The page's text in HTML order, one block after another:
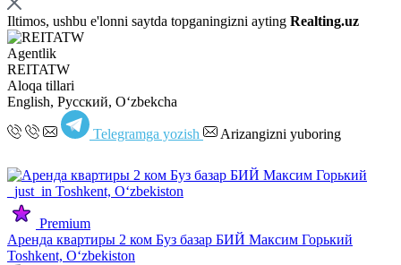
Iltimos, ushbu e'lonni saytda topganingizni ayting Realting.uz
Agentlik
REITATW
Aloqa tillari
English, Русский, Oʻzbekcha
Telegramga yozish Arizangizni yuboring
Premium
Аренда квартиры 2 ком Буз базар БИЙ Максим Горький
Toshkent, Oʻzbekiston